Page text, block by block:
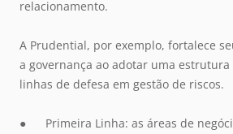
relacionamento.
A Prudential, por exemplo, fortalece
a governança ao adotar uma
linhas de defesa em gestão de riscos.
● Primeira Linha: as áreas de